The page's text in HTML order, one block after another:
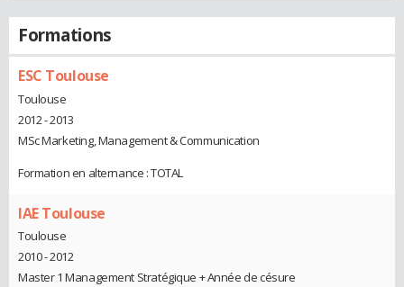
Formations
ESC Toulouse
Toulouse
2012 - 2013
MSc Marketing, Management & Communication
Formation en alternance : TOTAL
IAE Toulouse
Toulouse
2010 - 2012
Master 1 Management Stratégique + Année de césure